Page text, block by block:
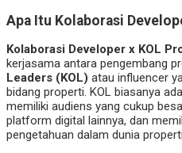
Apa Itu Kolaborasi
Kolaborasi Developer x KOL
kerjasama antara pengembang
Leaders (KOL) atau influencer
bidang properti. KOL biasanya
memiliki audiens yang cukup
platform digital lainnya, dan
pengetahuan dalam dunia